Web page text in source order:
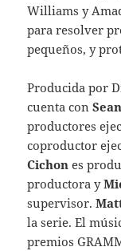
Williams y
para resolver
pequeños, y
Producida por
cuenta con
productores
coproductor
Cichon es
productora y
supervisor.
la serie. El
premios